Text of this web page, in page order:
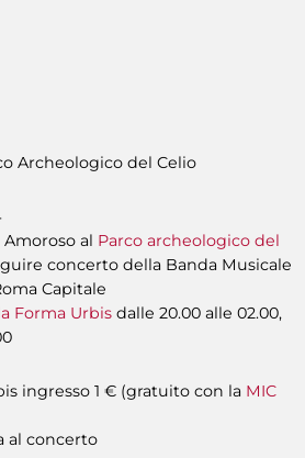
Archeologico del Celio
al Parco archeologico del
concerto della Banda Musicale
Capitale
Forma Urbis dalle 20.00 alle 02.00,
ingresso 1 € (gratuito con la MIC
al concerto